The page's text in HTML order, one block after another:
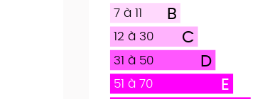
B
7 à 11
C
12 à 30
D
31 à 50
E
51 à 70